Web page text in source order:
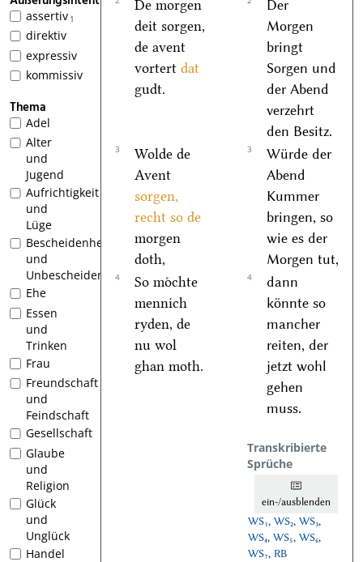
1
assertiv
direktiv
expressiv
kommissiv
Thema
Adel
Alter
und
Jugend
Aufrichtigkeit
und
Lüge
Bescheidenheit
und
Unbescheidenheit
Ehe
Essen
und
Trinken
Frau
Freundschaft
und
Feindschaft
Gesellschaft
Glaube
und
Religion
Glück
und
Unglück
Handel
De morgen
deit sorgen,
de avent
vortert dat
gudt.
Der
Morgen
bringt
Sorgen und
der Abend
verzehrt
den Besitz.
3
Wolde de
Avent
sorgen,
recht so de
morgen
doth,
3
Würde der
Abend
Kummer
bringen, so
wie es der
Morgen tut,
4
So moͤchte
mennich
ryden, de
nu wol
ghan moth.
4
dann
könnte so
mancher
reiten, der
jetzt wohl
gehen
muss.
Transkribierte
Sprüche
ein-/ausblenden
WS₁, WS₂, WS₃,
WS₄, WS₅, WS₆,
WS₇, RB